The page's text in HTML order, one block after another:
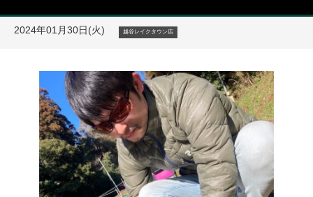
2024年01月30日(火) 越谷レイクタウン店